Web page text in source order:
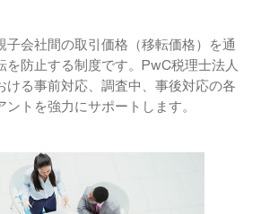
子会社間の取引価格（移転価格）を通
を防止する制度です。PwC税理士法人
ける事前対応、調査中、事後対応の各
トを強力にサポートします。